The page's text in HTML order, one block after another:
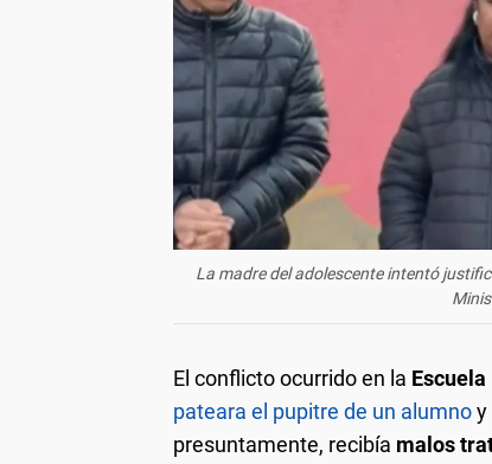
La madre del adolescente intentó
El conflicto ocurrido en la
pateara el pupitre de un alumnoy
presuntamente, recibía malos